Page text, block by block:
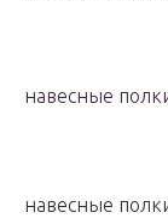
навесные
навесные